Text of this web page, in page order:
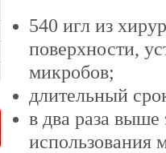
540 игл из
поверхности,
микробов;
длительный
в два раза
использования